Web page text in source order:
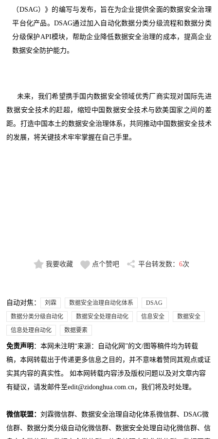
（DSAG）》的编写与发布，旨在为企业提供全面的数据安全治理
平台化产品。DSAG通过加入自动化数据分类分级流程和数据分类
分级保护API模块，帮助企业降低数据安全治理的成本，提高企业
数据安全防护能力。
未来，我们希望携手国内数据安全领域优秀厂商实现对国际先进
数据安全技术的赶超，缩短中国数据安全技术与欧美国家之间的差
距。打造中国本土的数据安全治理体系，共同推动中国数据安全技术
的发展，将关键技术牢牢掌握在自己手里。
我要收藏 点个赞吧 平台转发数： 6次
自动对焦： 刘霖 数据安全治理自动化体系
DSAG
数据分类分级自动化
数据安全处理自动化 信息安全
数据安全
信息处理自动化
数据要素
免责声明 ：本网未注明“来源：自动化网”的文/图等稿件均为转载
稿，本网转载出于传递更多信息之目的，并不意味着赞同其观点或证
实其内容的真实性。 如本网转载内容涉及版权问题以及对文章内容
有疑议，请发邮件至edit@zidonghua.com.cn，我们将及时处理。
微信联盟：刘霖微信群、数据安全治理自动化体系微信群、DSAG微
信群、数据分类分级自动化微信群、数据安全处理自动化微信群、信